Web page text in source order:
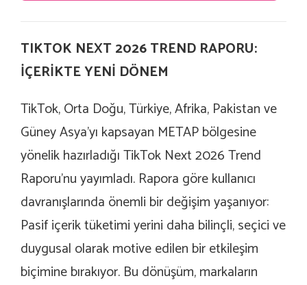
TIKTOK NEXT 2026 TREND RAPORU:
İÇERİKTE YENİ DÖNEM
TikTok, Orta Doğu, Türkiye, Afrika, Pakistan ve
Güney Asya’yı kapsayan METAP bölgesine
yönelik hazırladığı TikTok Next 2026 Trend
Raporu’nu yayımladı. Rapora göre kullanıcı
davranışlarında önemli bir değişim yaşanıyor:
Pasif içerik tüketimi yerini daha bilinçli, seçici ve
duygusal olarak motive edilen bir etkileşim
biçimine bırakıyor. Bu dönüşüm, markaların